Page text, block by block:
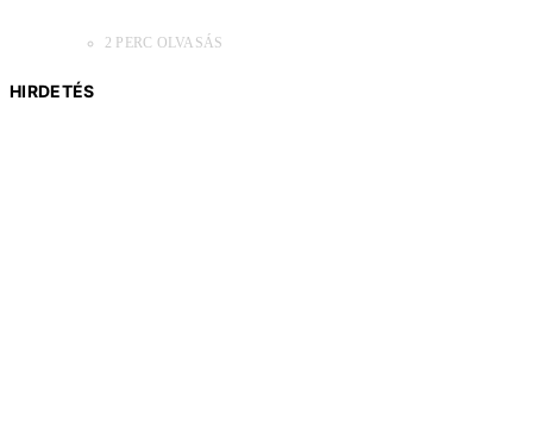
2 PERC OLVASÁS
HIRDETÉS